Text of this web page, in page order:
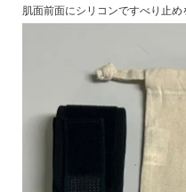
肌面前面にシリコンですべり止め